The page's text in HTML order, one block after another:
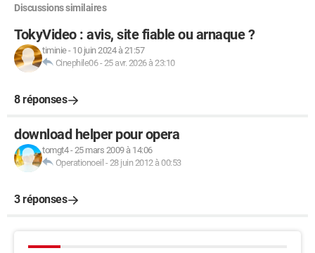
Discussions similaires
TokyVideo : avis, site fiable ou arnaque ?
timinie- 10 juin 2024 à 21:57
Cinephile06-25 avr. 2026 à 23:10
8 réponses
download helper pour opera
tomgt4-25 mars 2009 à 14:06
Operationoeil -28 juin 2012 à 00:53
3 réponses